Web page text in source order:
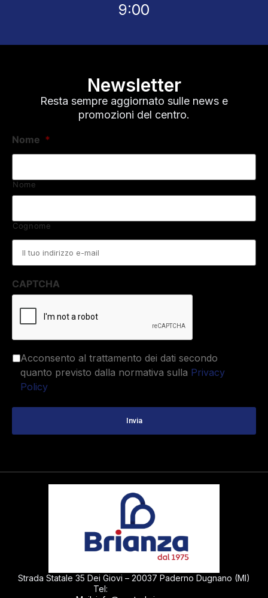
9:00
Newsletter
Resta sempre aggiornato sulle news e
promozioni del centro.
Nome *
Nome
Cognome
CAPTCHA
Acconsento al trattamento dei dati secondo
quanto previsto dalla normativa sulla Privacy
Policy
Strada Statale 35 Dei Giovi – 20037 Paderno Dugnano (MI)
Tel: